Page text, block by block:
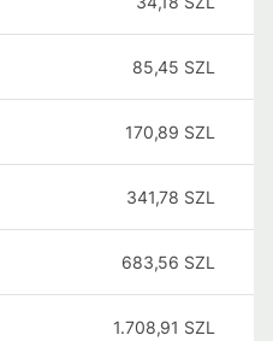
85,45 SZL
170,89 SZL
341,78 SZL
683,56 SZL
1.708,91 SZL